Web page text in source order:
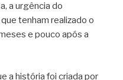
a urgência do
tenham realizado o
e pouco após a
a história foi criada por